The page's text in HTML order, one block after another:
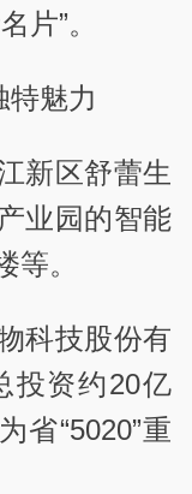
片”。
特魅力
新区舒蕾生
业园的智能
。
科技股份有
投资约20亿
省“5020”重